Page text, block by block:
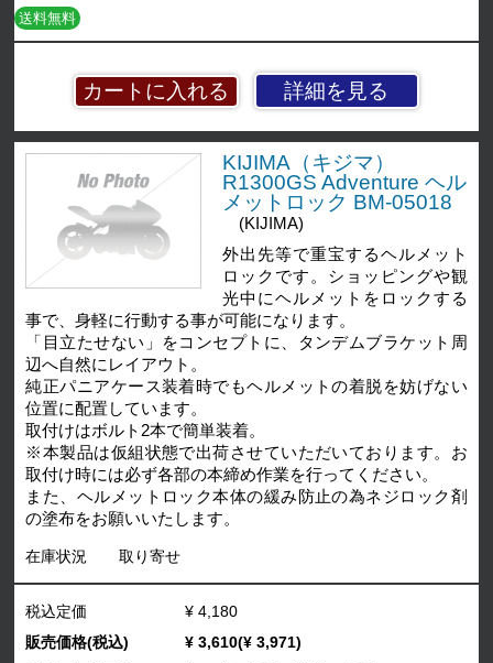
詳細を見る
送料無料
KIJIMA（キジマ）
R1300GS Adventure ヘル
メットロック BM-05018
(KIJIMA)
外出先等で重宝するヘルメット
ロックです。ショッピングや観
光中にヘルメットをロックする
事で、身軽に行動する事が可能になります。
「目立たせない」をコンセプトに、タンデムブラケット周
辺へ自然にレイアウト。
純正パニアケース装着時でもヘルメットの着脱を妨げない
位置に配置しています。
取付けはボルト2本で簡単装着。
※本製品は仮組状態で出荷させていただいております。お
取付け時には必ず各部の本締め作業を行ってください。
また、ヘルメットロック本体の緩み防止の為ネジロック剤
の塗布をお願いいたします。
在庫状況 取り寄せ
税込定価
¥ 4,180
販売価格(税込)
¥ 3,610(¥ 3,971)